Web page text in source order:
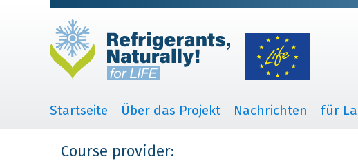
Startseite Über das Projekt Nachrichten für
Course provider: